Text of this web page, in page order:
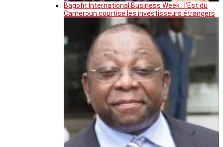
Bagofit International Business Week : l’Est du
Cameroun courtise les investisseurs étrangers